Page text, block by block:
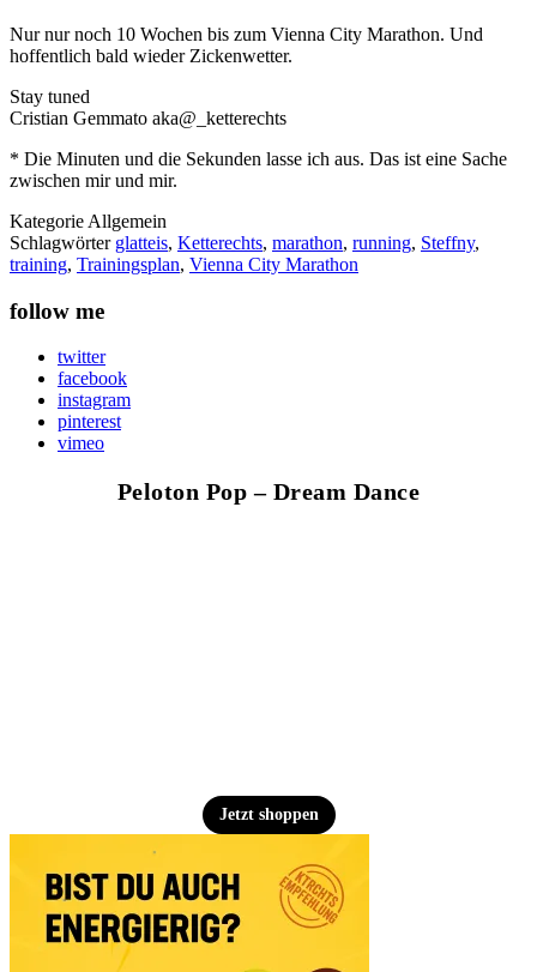
Nur nur noch 10 Wochen bis zum Vienna City Marathon. Und
hoffentlich bald wieder Zickenwetter.
Stay tuned
Cristian Gemmato aka@_ketterechts
* Die Minuten und die Sekunden lasse ich aus. Das ist eine Sache
zwischen mir und mir.
Kategorie Allgemein
Schlagwörter glatteis, Ketterechts, marathon, running, Steffny,
training, Trainingsplan, Vienna City Marathon
follow me
twitter
facebook
instagram
pinterest
vimeo
Peloton Pop – Dream Dance
Jetzt shoppen